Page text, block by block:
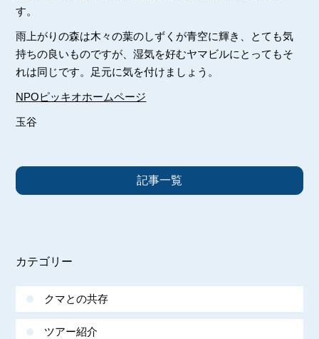
す。
雨上がりの森は木々の葉のしずくが青空に輝き、とても気
持ちの良いものですが、湿気を好むヤマビルにとってもそ
れは同じです。足元に気を付けましょう。
NPOピッキオホームページ
玉谷
記事一覧
カテゴリー
クマとの共存
ツアー紹介